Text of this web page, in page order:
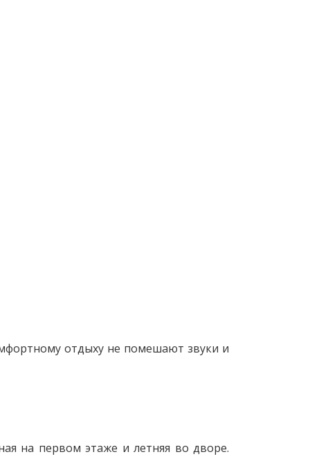
отдыху не помешают звуки и
на первом этаже и летняя во дворе.